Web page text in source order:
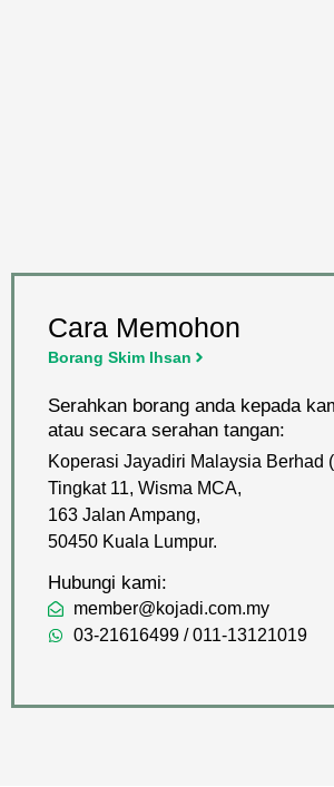
Cara Memohon
Borang Skim Ihsan
Serahkan borang anda kepada
atau secara serahan tangan:
Koperasi Jayadiri Malaysia Berhad
Tingkat 11, Wisma MCA,
163 Jalan Ampang,
50450 Kuala Lumpur.
Hubungi kami:
member@kojadi.com.my
03-21616499 / 011-13121019